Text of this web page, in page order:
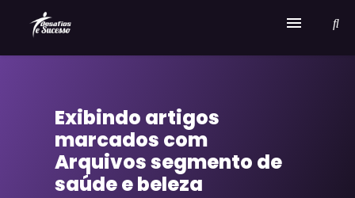
Serviços
Sobre Desafios e Sucesso
Exibindo artigos
marcados com
Arquivos segmento de
saúde e beleza